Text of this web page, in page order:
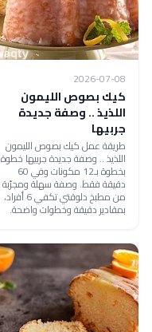
2026-07-08
كيك بصوص الليمون
اللذيذ .. وصفة جديدة
جربيها
طريقة عمل كيك بصوص الليمون
اللذيذ .. وصفة جديدة جربيها خطوة
بخطوة بـ12 مكونات وفي 60
دقيقة فقط. وصفة سهلة ومجرّبة
من مطبخ دلوقتي تكفي 6 أفراد،
بمقادير دقيقة وخطوات واضحة.